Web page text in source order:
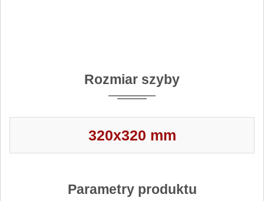
Rozmiar szyby
320x320 mm
Parametry produktu